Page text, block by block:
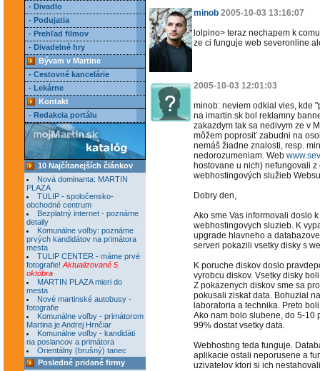
- Divadlo
- Podujatia
- Prehľad filmov
- Divadelné hry
Bývam v Martine
- Cestovné kancelárie
- Lekárne
Kontakt
- Redakcia portálu
10 Najčítanejších článkov
Nová dominanta: MARTIN
PLAZA
TULIP - spoločensko-
obchodné centrum
Bezplatný internet - poznáme
detaily
Komunálne voľby: poznáme
prvých kandidátov na primátora
mesta
TULIP CENTER - máme prvé
fotografie! Aktualizované 5.
októbra
MARTIN PLAZA mieri do
mesta
Nové martinské autobusy -
fotografie
Komunálne voľby - primátorom
Martina je Andrej Hrnčiar
Komunálne voľby - kandidáti
na poslancov a primátora
Orientálny (brušný) tanec
Posledné pridané firmy
minob 2005-10-03 13:16:07
lolpino> teraz nechapem k
ze ci funguje web severonline
2005-10-03 12:01:03
minob: neviem odkial vies, kde
na imartin.sk bol reklamny
zakazdym tak sa nedivym ze v
môžem poprosiť zabudni na
nemáš žiadne znalosti, resp.
nedorozumeniam. Web
hostovane u nich) nefungovali
webhostingových služieb
Dobry den,
Ako sme Vas informovali doslo
webhostingovych sluzieb. K
upgrade hlavneho a
serveri pokazili vsetky disky s
K poruche diskov doslo
vyrobcu diskov. Vsetky disky
Z pokazenych diskov sme sa
pokusali ziskat data. Bohuzial
laboratoria a technika. Preto
Ako nam bolo slubene, do 5-10
99% dostat vsetky data.
Webhosting teda funguje.
aplikacie ostali neporusene a
uzivatelov ktori si ich